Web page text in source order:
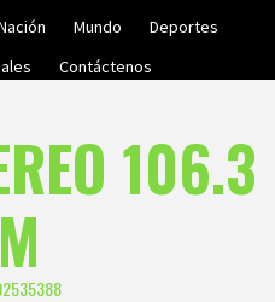
Mundo
Deportes
Contáctenos
106.3